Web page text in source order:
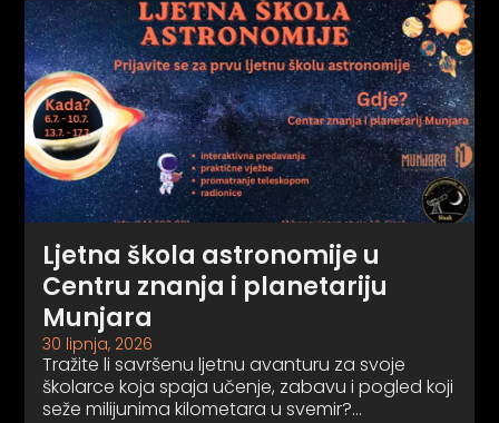
Ljetna škola astronomije u
Centru znanja i planetariju
Munjara
30 lipnja, 2026
Tražite li savršenu ljetnu avanturu za svoje
školarce koja spaja učenje, zabavu i pogled koji
seže milijunima kilometara u svemir?…